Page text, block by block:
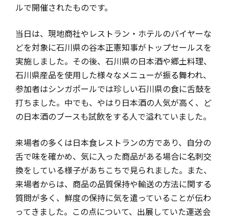
ルで開催されたものです。
当日は、現地商社やレストラン・ホテルのバイヤーな
どを対象に石川県の谷本正憲知事がトップセールスを
実施しました。その後、石川県の日本酒や郷土料理、
石川県産品を使用した様々なメニューが振る舞われ、
参加者はシンガポールでは珍しい石川県の食に舌鼓を
打ちました。中でも、やはり日本酒の人気が高く、ど
の日本酒のブースも試飲をする人で溢れていました。
来場者の多くは日本食レストランの方であり、自分の
舌で味を確かめ、気に入った商品がある場合に名刺交
換をしている様子があちこちで見られました。また、
来場者からは、商品の品質保持や輸送の方法に関する
質問が多く、鮮度の保持に気を遣っていることが伝わ
ってきました。この点について、出展していた運送会